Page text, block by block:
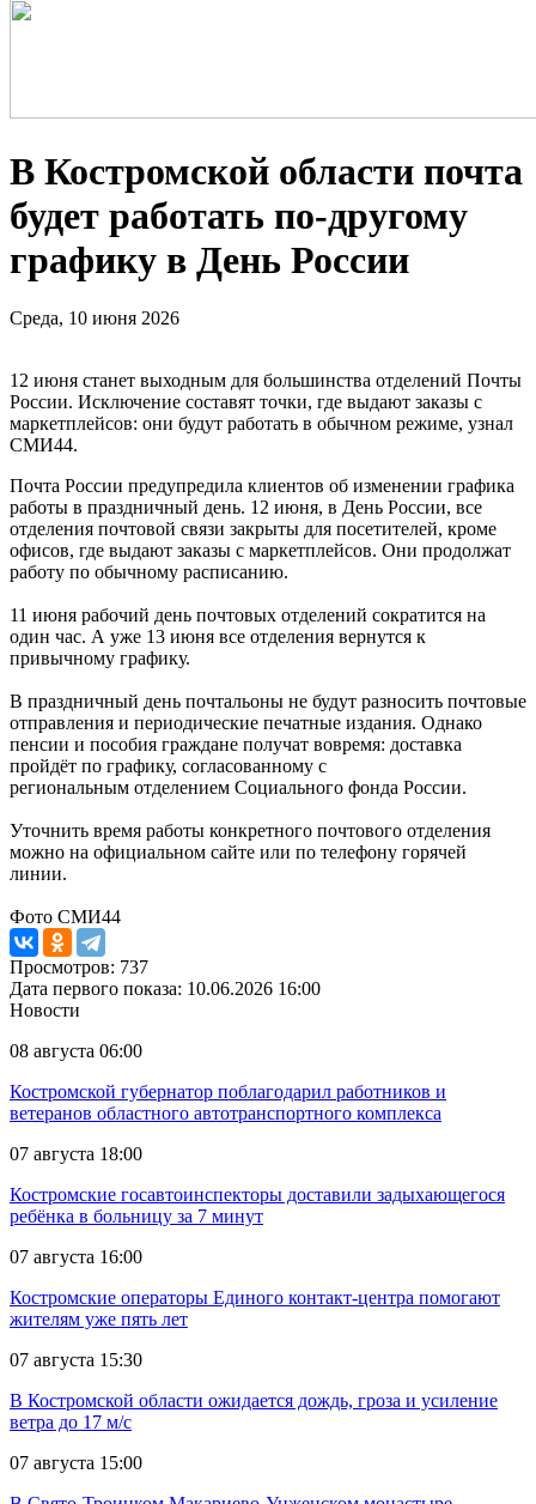
В Костромской области почта
будет работать по-другому
графику в День России
Среда, 10 июня 2026
12 июня станет выходным для большинства отделений Почты
России. Исключение составят точки, где выдают заказы с
маркетплейсов: они будут работать в обычном режиме, узнал
СМИ44.
Почта России предупредила клиентов об изменении графика
работы в праздничный день. 12 июня, в День России, все
отделения почтовой связи закрыты для посетителей, кроме
офисов, где выдают заказы с маркетплейсов. Они продолжат
работу по обычному расписанию.
11 июня рабочий день почтовых отделений сократится на
один час. А уже 13 июня все отделения вернутся к
привычному графику.
В праздничный день почтальоны не будут разносить почтовые
отправления и периодические печатные издания. Однако
пенсии и пособия граждане получат вовремя: доставка
пройдёт по графику, согласованному с
региональным отделением Социального фонда России.
Уточнить время работы конкретного почтового отделения
можно на официальном сайте или по телефону горячей
линии.
Фото СМИ44
Просмотров: 737
Дата первого показа: 10.06.2026 16:00
Новости
08 августа 06:00
Костромской губернатор поблагодарил работников и
ветеранов областного автотранспортного комплекса
07 августа 18:00
Костромские госавтоинспекторы доставили задыхающегося
ребёнка в больницу за 7 минут
07 августа 16:00
Костромские операторы Единого контакт-центра помогают
жителям уже пять лет
07 августа 15:30
В Костромской области ожидается дождь, гроза и усиление
ветра до 17 м/с
07 августа 15:00